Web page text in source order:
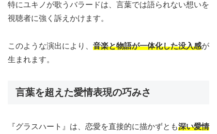
特にユキノが歌うバラードは、言葉では語られない想いを
視聴者に強く訴えかけます。
このような演出により、 音楽と物語が一体化した没入感が
生まれます。
言葉を超えた愛情表現の巧みさ
『グラスハート』は、恋愛を直接的に描かずとも深い愛情